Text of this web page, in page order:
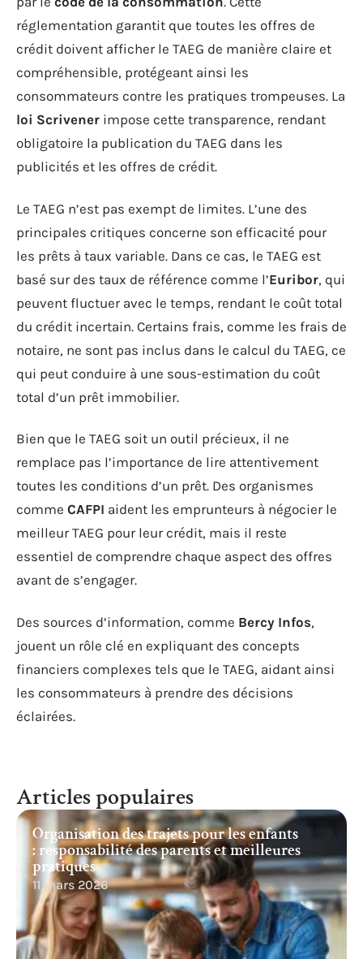
réglementation garantit que toutes les offres de
crédit doivent afficher le TAEG de manière claire et
compréhensible, protégeant ainsi les
consommateurs contre les pratiques trompeuses. La
loi Scrivener impose cette transparence, rendant
obligatoire la publication du TAEG dans les
publicités et les offres de crédit.
Le TAEG n’est pas exempt de limites. L’une des
principales critiques concerne son efficacité pour
les prêts à taux variable. Dans ce cas, le TAEG est
basé sur des taux de référence comme l’Euribor, qui
peuvent fluctuer avec le temps, rendant le coût total
du crédit incertain. Certains frais, comme les frais de
notaire, ne sont pas inclus dans le calcul du TAEG, ce
qui peut conduire à une sous-estimation du coût
total d’un prêt immobilier.
Bien que le TAEG soit un outil précieux, il ne
remplace pas l’importance de lire attentivement
toutes les conditions d’un prêt. Des organismes
comme CAFPI aident les emprunteurs à négocier le
meilleur TAEG pour leur crédit, mais il reste
essentiel de comprendre chaque aspect des offres
avant de s’engager.
Des sources d’information, comme Bercy Infos,
jouent un rôle clé en expliquant des concepts
financiers complexes tels que le TAEG, aidant ainsi
les consommateurs à prendre des décisions
éclairées.
Articles populaires
Organisation des trajets pour les enfants
: responsabilité des parents et meilleures
pratiques
11 mars 2026